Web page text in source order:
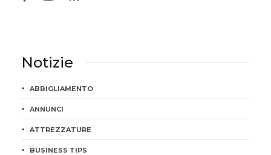
Notizie
ABBIGLIAMENTO
ANNUNCI
ATTREZZATURE
BUSINESS TIPS